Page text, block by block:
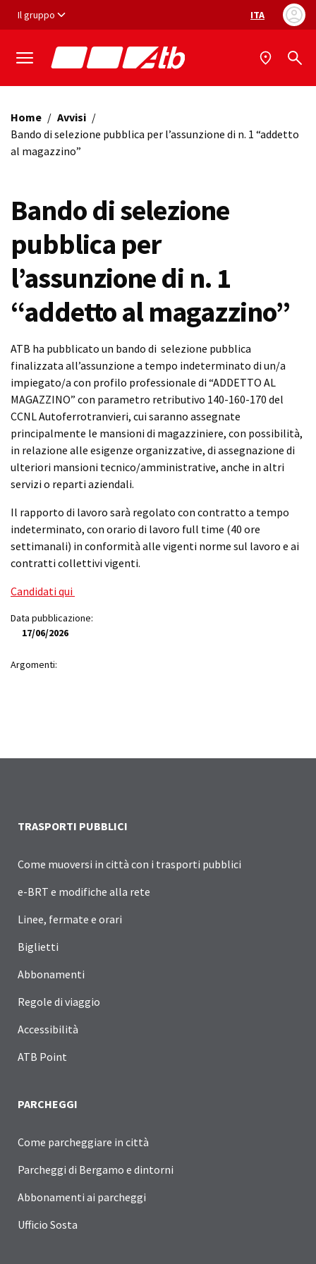
Vai ai contenuti
Vai al footer
Il gruppo Selezione
ITA
Home / Avvisi /
Bando di selezione pubblica per l’assunzione di n. 1 “addetto
al magazzino”
Bando di selezione
pubblica per
l’assunzione di n. 1
“addetto al magazzino”
ATB ha pubblicato un bando di selezione pubblica
finalizzata all’assunzione a tempo indeterminato di un/a
impiegato/a con profilo professionale di “ADDETTO AL
MAGAZZINO” con parametro retributivo 140-160-170 del
CCNL Autoferrotranvieri, cui saranno assegnate
principalmente le mansioni di magazziniere, con possibilità,
in relazione alle esigenze organizzative, di assegnazione di
ulteriori mansioni tecnico/amministrative, anche in altri
servizi o reparti aziendali.
Il rapporto di lavoro sarà regolato con contratto a tempo
indeterminato, con orario di lavoro full time (40 ore
settimanali) in conformità alle vigenti norme sul lavoro e ai
contratti collettivi vigenti.
Candidati qui
Data pubblicazione:
17/06/2026
Argomenti:
TRASPORTI PUBBLICI
Come muoversi in città con i trasporti pubblici
e-BRT e modifiche alla rete
Linee, fermate e orari
Biglietti
Abbonamenti
Regole di viaggio
Accessibilità
ATB Point
PARCHEGGI
Come parcheggiare in città
Parcheggi di Bergamo e dintorni
Abbonamenti ai parcheggi
Ufficio Sosta